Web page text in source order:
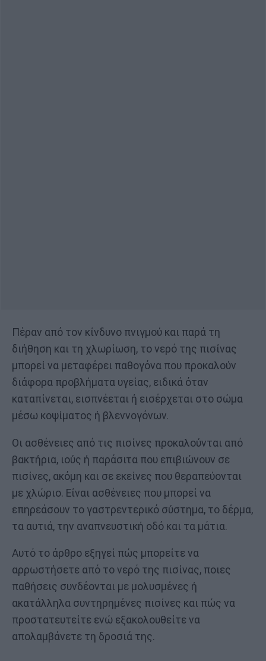
Πέραν από τον κίνδυνο πνιγμού και παρά τη
διήθηση και τη χλωρίωση, το νερό της πισίνας
μπορεί να μεταφέρει παθογόνα που προκαλούν
διάφορα προβλήματα υγείας, ειδικά όταν
καταπίνεται, εισπνέεται ή εισέρχεται στο σώμα
μέσω κοψίματος ή βλεννογόνων.
Οι ασθένειες από τις πισίνες προκαλούνται από
βακτήρια, ιούς ή παράσιτα που επιβιώνουν σε
πισίνες, ακόμη και σε εκείνες που θεραπεύονται
με χλώριο. Είναι ασθένειες που μπορεί να
επηρεάσουν το γαστρεντερικό σύστημα, το δέρμα,
τα αυτιά, την αναπνευστική οδό και τα μάτια.
Αυτό το άρθρο εξηγεί πώς μπορείτε να
αρρωστήσετε από το νερό της πισίνας, ποιες
παθήσεις συνδέονται με μολυσμένες ή
ακατάλληλα συντηρημένες πισίνες και πώς να
προστατευτείτε ενώ εξακολουθείτε να
απολαμβάνετε τη δροσιά της.